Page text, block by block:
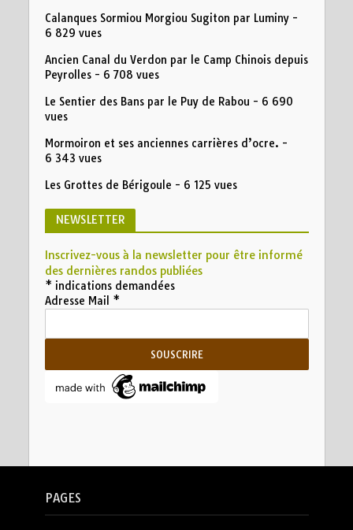
Calanques Sormiou Morgiou Sugiton par Luminy-
6 829 vues
Ancien Canal du Verdon par le Camp Chinois depuis
Peyrolles- 6 708 vues
Le Sentier des Bans par le Puy de Rabou - 6 690
vues
Mormoiron et ses anciennes carrières d’ocre. -
6 343 vues
Les Grottes de Bérigoule - 6 125 vues
NEWSLETTER
Inscrivez-vous à la newsletter pour être informé
des dernières randos publiées
* indications demandées
Adresse Mail *
PAGES